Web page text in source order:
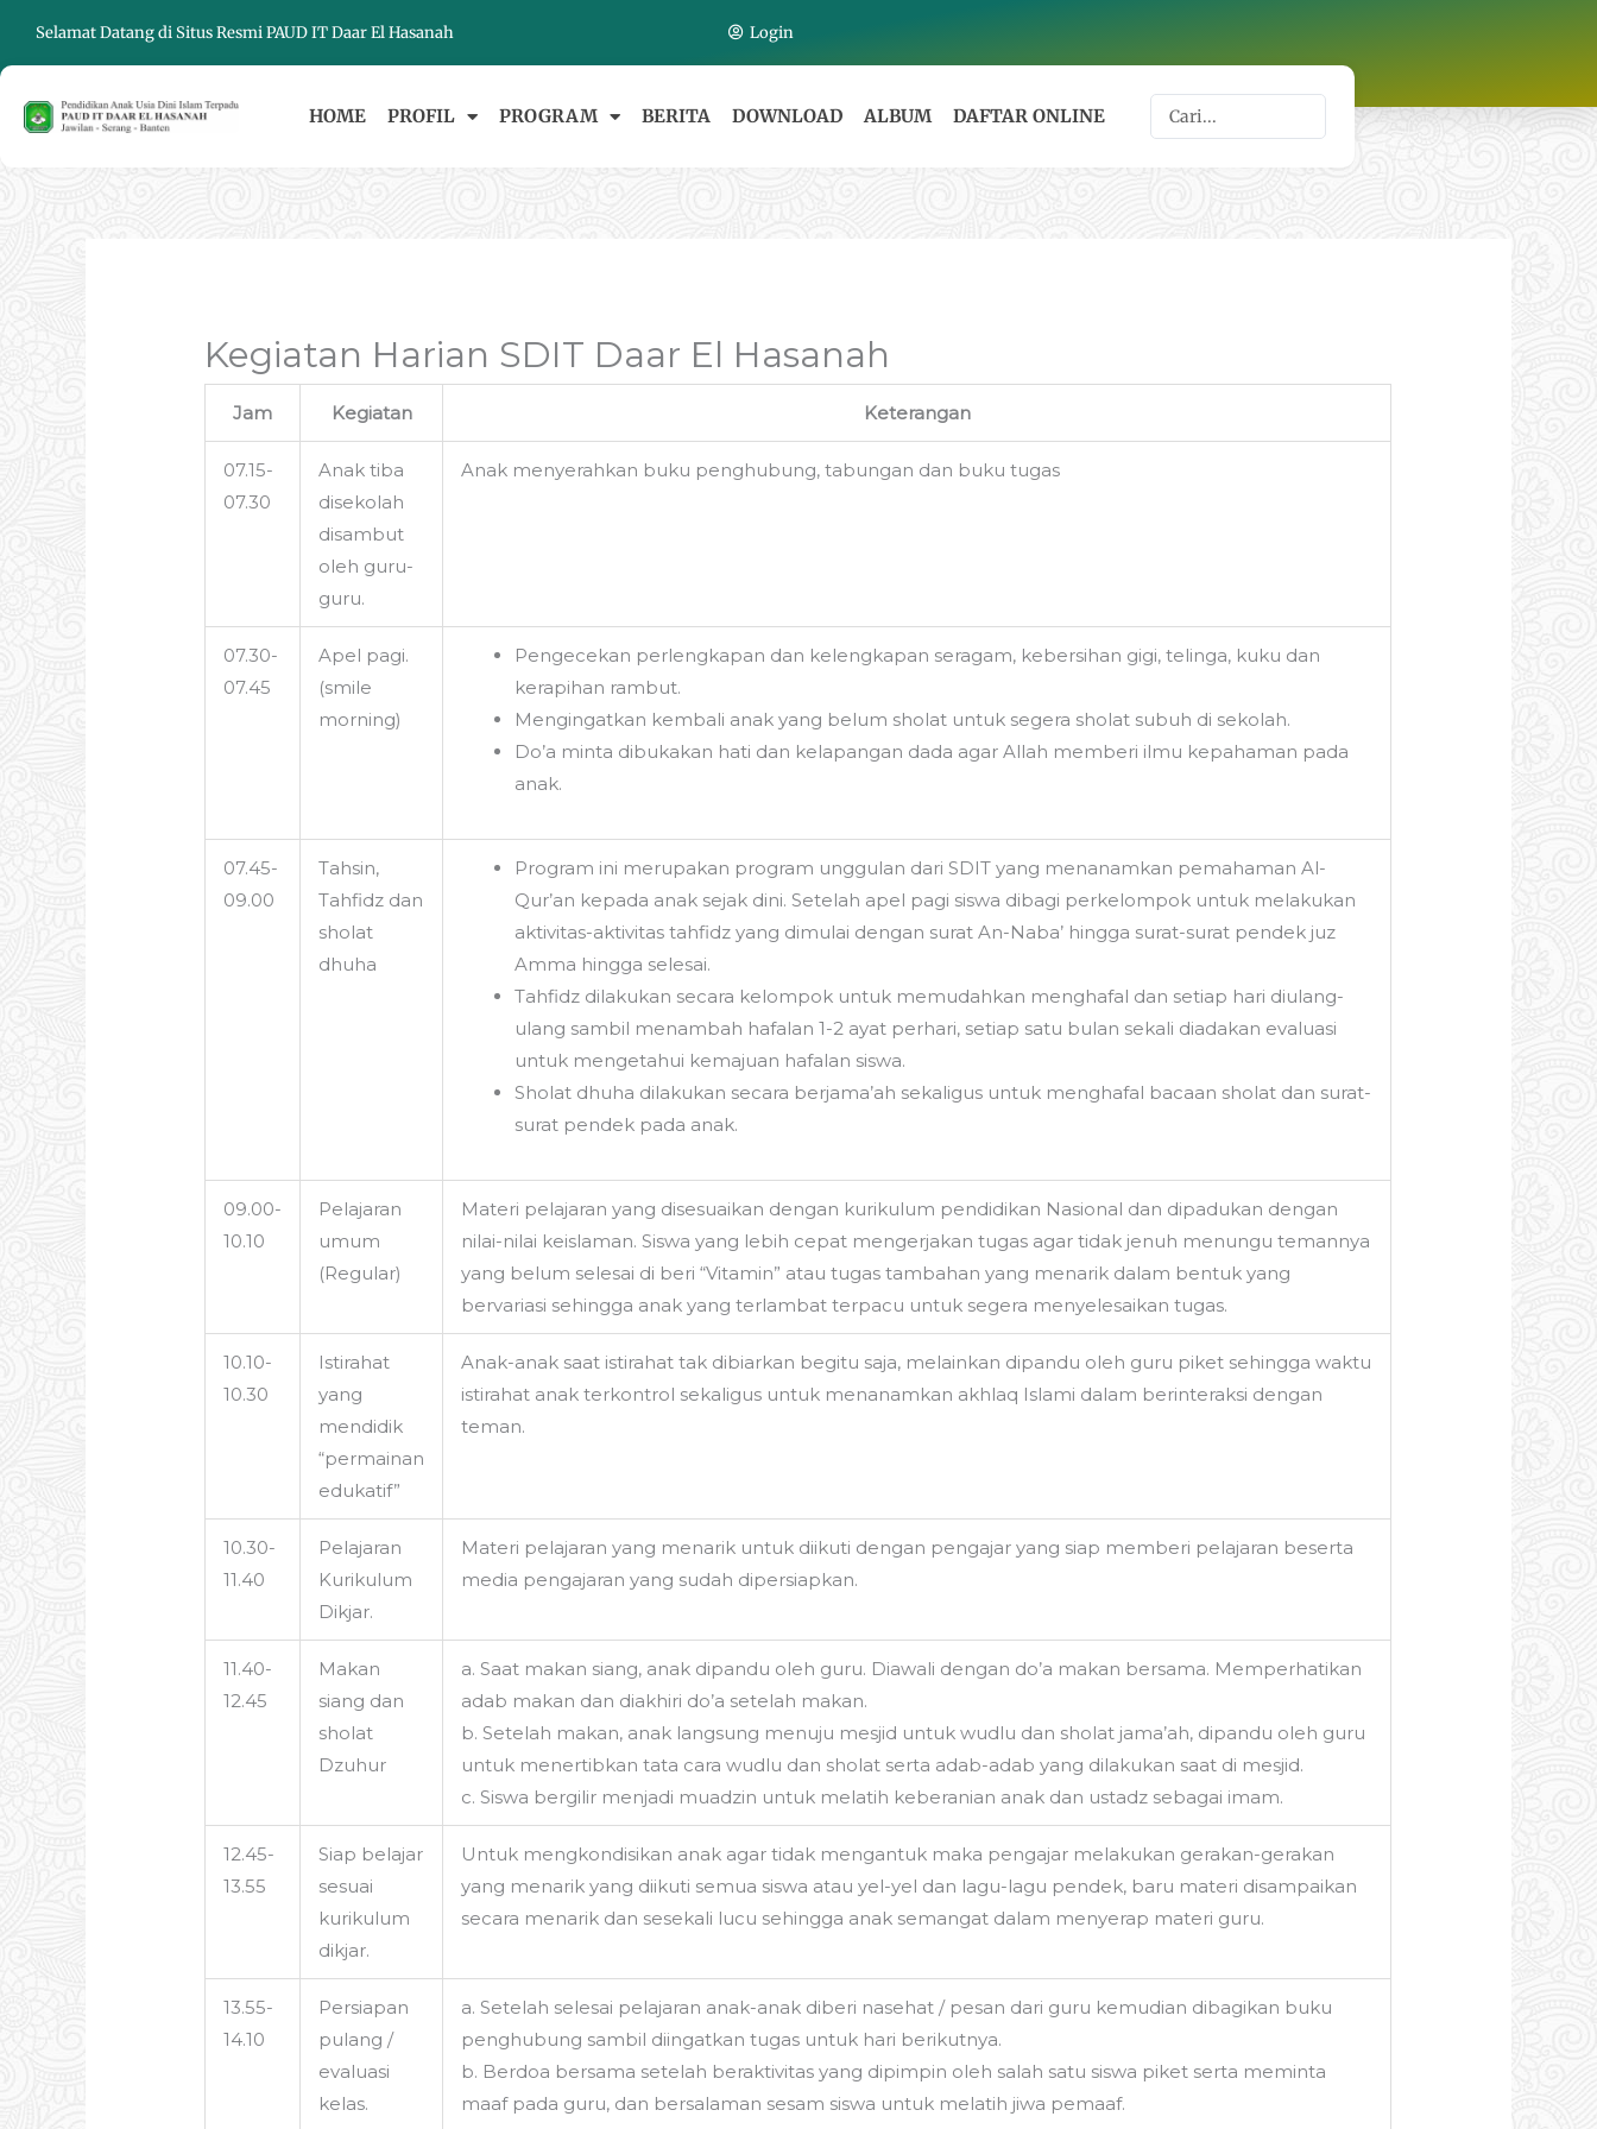
content
Selamat Datang di Situs Resmi PAUD IT Daar El Hasanah Login
HOME PROFIL PROGRAM BERITA DOWNLOAD ALBUM DAFTAR ONLINE
Search
...
Kegiatan Harian SDIT Daar El Hasanah
Jam Kegiatan Keterangan
07.15-
07.30
Anak tiba
disekolah
disambut
oleh guru-
guru.
Anak menyerahkan buku penghubung, tabungan dan buku tugas
07.30-
07.45
Apel pagi.
(smile
morning)
Pengecekan perlengkapan dan kelengkapan seragam, kebersihan gigi, telinga, kuku dan
kerapihan rambut.
Mengingatkan kembali anak yang belum sholat untuk segera sholat subuh di sekolah.
Do’a minta dibukakan hati dan kelapangan dada agar Allah memberi ilmu kepahaman pada
anak.
07.45-
09.00
Tahsin,
Tahfidz dan
sholat
dhuha
Program ini merupakan program unggulan dari SDIT yang menanamkan pemahaman Al-
Qur’an kepada anak sejak dini. Setelah apel pagi siswa dibagi perkelompok untuk melakukan
aktivitas-aktivitas tahfidz yang dimulai dengan surat An-Naba’ hingga surat-surat pendek juz
Amma hingga selesai.
Tahfidz dilakukan secara kelompok untuk memudahkan menghafal dan setiap hari diulang-
ulang sambil menambah hafalan 1-2 ayat perhari, setiap satu bulan sekali diadakan evaluasi
untuk mengetahui kemajuan hafalan siswa.
Sholat dhuha dilakukan secara berjama’ah sekaligus untuk menghafal bacaan sholat dan surat-
surat pendek pada anak.
09.00-
10.10
Pelajaran
umum
(Regular)
Materi pelajaran yang disesuaikan dengan kurikulum pendidikan Nasional dan dipadukan dengan
nilai-nilai keislaman. Siswa yang lebih cepat mengerjakan tugas agar tidak jenuh menungu temannya
yang belum selesai di beri “Vitamin” atau tugas tambahan yang menarik dalam bentuk yang
bervariasi sehingga anak yang terlambat terpacu untuk segera menyelesaikan tugas.
10.10-
10.30
Istirahat
yang
mendidik
“permainan
edukatif”
Anak-anak saat istirahat tak dibiarkan begitu saja, melainkan dipandu oleh guru piket sehingga waktu
istirahat anak terkontrol sekaligus untuk menanamkan akhlaq Islami dalam berinteraksi dengan
teman.
10.30-
11.40
Pelajaran
Kurikulum
Dikjar.
Materi pelajaran yang menarik untuk diikuti dengan pengajar yang siap memberi pelajaran beserta
media pengajaran yang sudah dipersiapkan.
11.40-
12.45
Makan
siang dan
sholat
Dzuhur
a. Saat makan siang, anak dipandu oleh guru. Diawali dengan do’a makan bersama. Memperhatikan
adab makan dan diakhiri do’a setelah makan.
b. Setelah makan, anak langsung menuju mesjid untuk wudlu dan sholat jama’ah, dipandu oleh guru
untuk menertibkan tata cara wudlu dan sholat serta adab-adab yang dilakukan saat di mesjid.
c. Siswa bergilir menjadi muadzin untuk melatih keberanian anak dan ustadz sebagai imam.
12.45-
13.55
Siap belajar
sesuai
kurikulum
dikjar.
Untuk mengkondisikan anak agar tidak mengantuk maka pengajar melakukan gerakan-gerakan
yang menarik yang diikuti semua siswa atau yel-yel dan lagu-lagu pendek, baru materi disampaikan
secara menarik dan sesekali lucu sehingga anak semangat dalam menyerap materi guru.
13.55-
14.10
Persiapan
pulang /
evaluasi
kelas.
a. Setelah selesai pelajaran anak-anak diberi nasehat / pesan dari guru kemudian dibagikan buku
penghubung sambil diingatkan tugas untuk hari berikutnya.
b. Berdoa bersama setelah beraktivitas yang dipimpin oleh salah satu siswa piket serta meminta
maaf pada guru, dan bersalaman sesam siswa untuk melatih jiwa pemaaf.